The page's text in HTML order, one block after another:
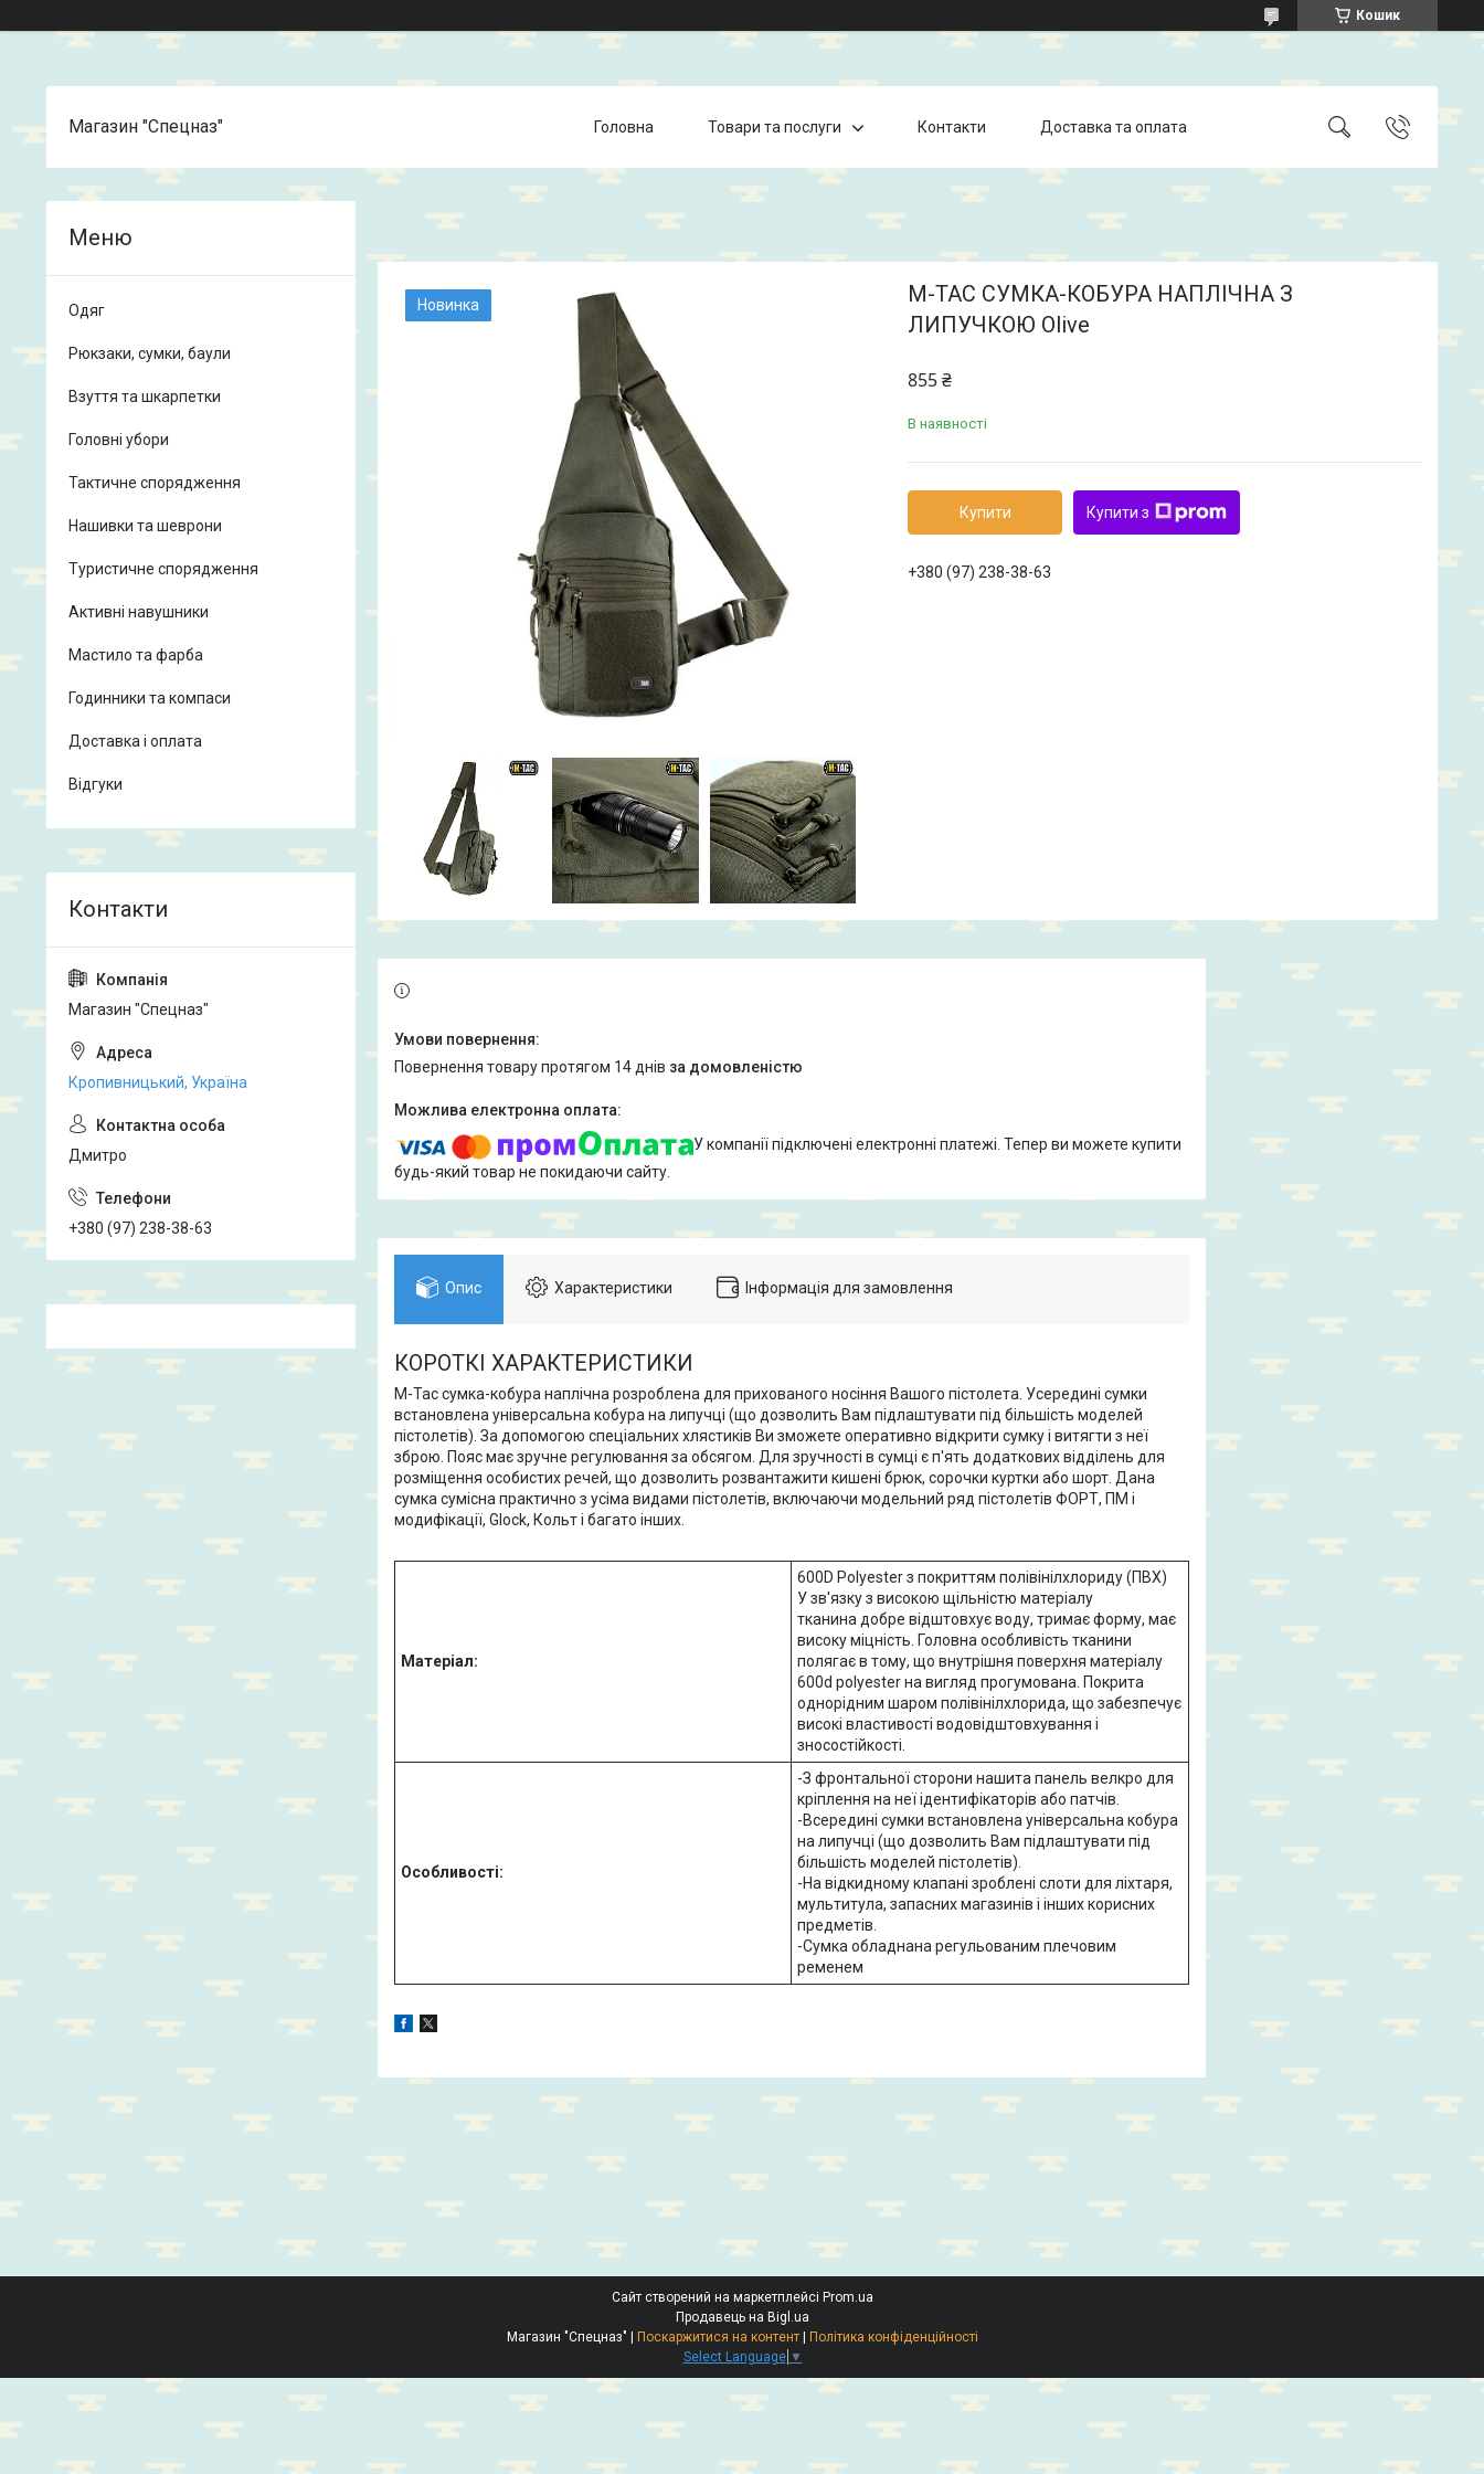
Кошик
Магазин "Спецназ" Головна Товари та послуги Контакти Доставка та оплата
Новинка
M-TAC СУМКА-КОБУРА НАПЛІЧНА З
ЛИПУЧКОЮ Olive
855 ₴
В наявності
Купити Купити з
+380 (97) 238-38-63
повернення товару протягом 14 днів за домовленістю
У компанії підключені електронні платежі. Тепер ви можете купити
будь-який товар не покидаючи сайту.
Опис Характеристики Інформація для замовлення
КОРОТКІ ХАРАКТЕРИСТИКИ
M-Tac сумка-кобура наплічна розроблена для прихованого носіння Вашого пістолета. Усередині сумки
встановлена ​​універсальна кобура на липучці (що дозволить Вам підлаштувати під більшість моделей
пістолетів). За допомогою спеціальних хлястиків Ви зможете оперативно відкрити сумку і витягти з неї
зброю. Пояс має зручне регулювання за обсягом. Для зручності в сумці є п'ять додаткових відділень для
розміщення особистих речей, що дозволить розвантажити кишені брюк, сорочки куртки або шорт. Дана
сумка сумісна практично з усіма видами пістолетів, включаючи модельний ряд пістолетів ФОРТ, ПМ і
модифікації, Glock, Кольт і багато інших.
Матерiал:
600D Polyester з покриттям полівінілхлориду (ПВХ)
У зв'язку з високою щільністю матеріалу
тканина добре відштовхує воду, тримає форму, має
високу міцність. Головна особливість тканини
полягає в тому, що внутрішня поверхня матеріалу
600d polyester на вигляд прогумована. Покрита
однорідним шаром полівінілхлорида, що забезпечує
високі властивості водовідштовхування і
зносостійкості.
Особливості:
-З фронтальної сторони нашита панель велкро для
кріплення на неї ідентифікаторів або патчів.
-Всередині сумки встановлена універсальна кобура
на липучці (що дозволить Вам підлаштувати під
більшість моделей пістолетів).
-На відкидному клапані зроблені слоти для ліхтаря,
мультитула, запасних магазинів і інших корисних
предметів.
-Сумка обладнана регульованим плечовим
ременем
Одяг
Рюкзаки, сумки, баули
Взуття та шкарпетки
Головні убори
Тактичне спорядження
Нашивки та шеврони
Туристичне спорядження
Активні навушники
Мастило та фарба
Годинники та компаси
Доставка і оплата
Відгуки
Магазин "Спецназ"
Кропивницький, Україна
Дмитро
+380 (97) 238-38-63
Сайт створений на маркетплейсі Prom.ua
Продавець на Bigl.ua
Магазин "Спецназ" | Поскаржитися на контент | Політика конфіденційності
Select Language ▼